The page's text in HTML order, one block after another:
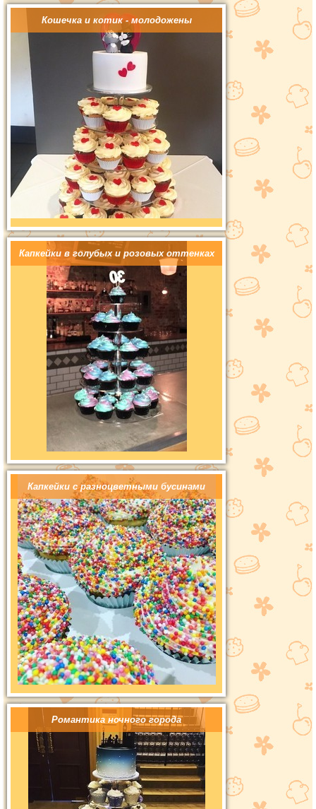
Кошечка и котик - молодожены
Капкейки в голубых и розовых оттенках
Капкейки с разноцветными бусинами
Романтика ночного города